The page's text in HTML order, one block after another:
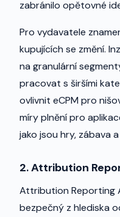
zabránilo opětovné
Pro vydavatele
kupujících se změní.
na granulární
pracovat s širšími
ovlivnit eCPM pro
míry plnění pro
jako jsou hry, zábava
2. Attribution
Attribution Reporting
bezpečný z hlediska